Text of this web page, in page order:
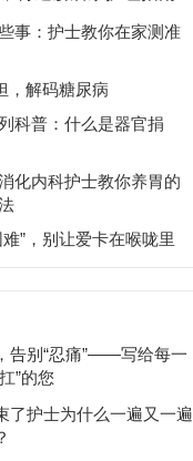
事：护士教你在家测准
，解码糖尿病
科普：什么是器官捐
化内科护士教你养胃的
”，别让爱卡在喉咙里
告别“忍痛”——写给每一
”的您
了护士为什么一遍又一遍